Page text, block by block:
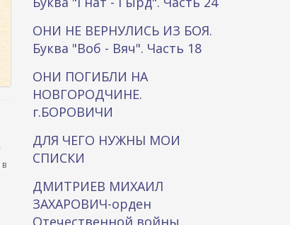
ОНИ НЕ ВЕРНУЛИСЬ ИЗ БОЯ.
Буква "Воб - Вяч". Часть 18
ОНИ ПОГИБЛИ НА
НОВГОРОДЧИНЕ.
г.БОРОВИЧИ
ДЛЯ ЧЕГО НУЖНЫ МОИ
СПИСКИ
ДМИТРИЕВ МИХАИЛ
ЗАХАРОВИЧ-орден
Отечественной войны